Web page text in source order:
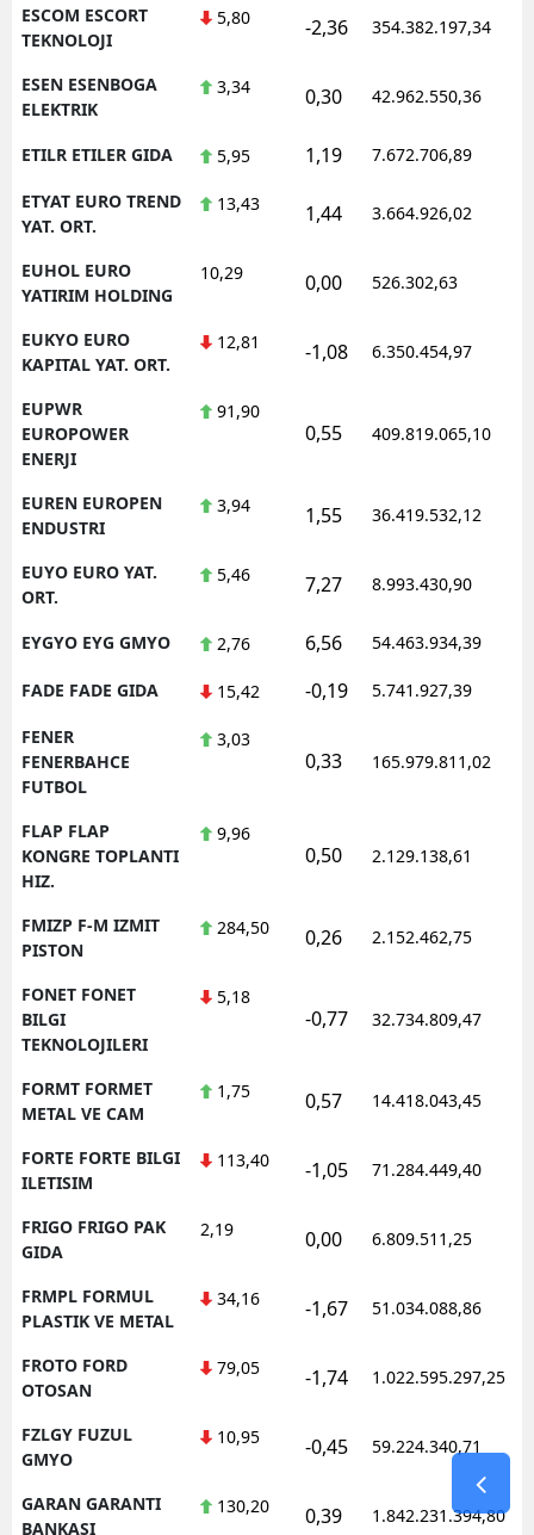
ESCOM ESCORT
TEKNOLOJI
5,80 -2,36 354.382.197,34
ESEN ESENBOGA
ELEKTRIK
3,34 0,30 42.962.550,36
ETILR ETILER GIDA 5,95 1,19 7.672.706,89
ETYAT EURO TREND
YAT. ORT.
13,43 1,44 3.664.926,02
EUHOL EURO
YATIRIM HOLDING
10,29 0,00 526.302,63
EUKYO EURO
KAPITAL YAT. ORT.
12,81 -1,08 6.350.454,97
EUPWR
EUROPOWER
ENERJI
91,90
0,55 409.819.065,10
EUREN EUROPEN
ENDUSTRI
3,94 1,55 36.419.532,12
EUYO EURO YAT.
ORT.
5,46 7,27 8.993.430,90
EYGYO EYG GMYO 2,76 6,56 54.463.934,39
FADE FADE GIDA 15,42 -0,19 5.741.927,39
FENER
FENERBAHCE
FUTBOL
3,03
0,33 165.979.811,02
FLAP FLAP
KONGRE TOPLANTI
HIZ.
9,96
0,50 2.129.138,61
FMIZP F-M IZMIT
PISTON
284,50 0,26 2.152.462,75
FONET FONET
BILGI
TEKNOLOJILERI
5,18
-0,77 32.734.809,47
FORMT FORMET
METAL VE CAM
1,75 0,57 14.418.043,45
FORTE FORTE BILGI
ILETISIM
113,40 -1,05 71.284.449,40
FRIGO FRIGO PAK
GIDA
2,19 0,00 6.809.511,25
FRMPL FORMUL
PLASTIK VE METAL
34,16 -1,67 51.034.088,86
FROTO FORD
OTOSAN
79,05 -1,74 1.022.595.297,25
FZLGY FUZUL
GMYO
10,95 -0,45 59.224.340,71
GARAN GARANTI
BANKASI
130,20 0,39 1.842.231.394,80